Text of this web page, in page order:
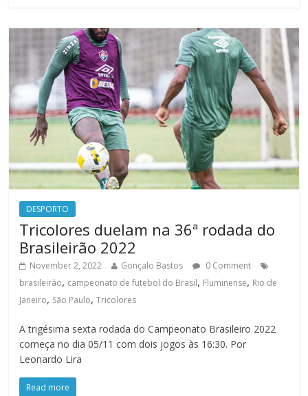
DESPORTO
Tricolores duelam na 36ª rodada do
Brasileirão 2022
November 2, 2022 Gonçalo Bastos
0 Comment
brasileirão, campeonato de futebol do Brasil, Fluminense, Rio de
Janeiro, São Paulo,Tricolores
A trigésima sexta rodada do Campeonato Brasileiro 2022
começa no dia 05/11 com dois jogos às 16:30. Por
Leonardo Lira
Read more